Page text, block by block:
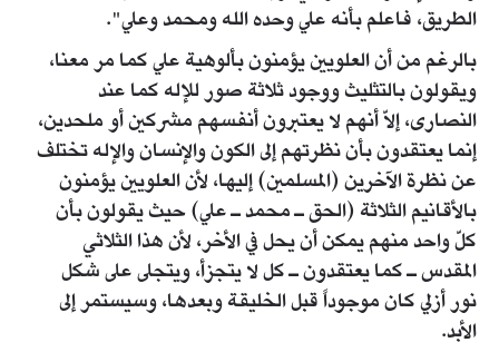
الطريق، فاعلم بأنه علي وحده الله ومحمد وعلي".
بالرغم من أن العلويين يؤمنون بألوهية علي كما مر معنا،
ويقولون بالتثليث ووجود ثلاثة صور للإله كما عند
النصارى، إلاّ أنهم لا يعتبرون أنفسهم مشركين أو ملحدين،
إنما يعتقدون بأن نظرتهم إلى الكون والإنسان والإله تختلف
عن نظرة الآخرين (المسلمين) إليها، لأن العلويين يؤمنون
بالأقانيم الثلاثة (الحق ـ محمد ـ علي) حيث يقولون بأن
كلّ واحد منهم يمكن أن يحل في الأخر، لأن هذا الثلاثي
المقدس ـ كما يعتقدون ـ كل لا يتجزأ، ويتجلى على شكل
نور أزلي كان موجوداً قبل الخليقة وبعدها، وسيستمر إلى
الأبد.